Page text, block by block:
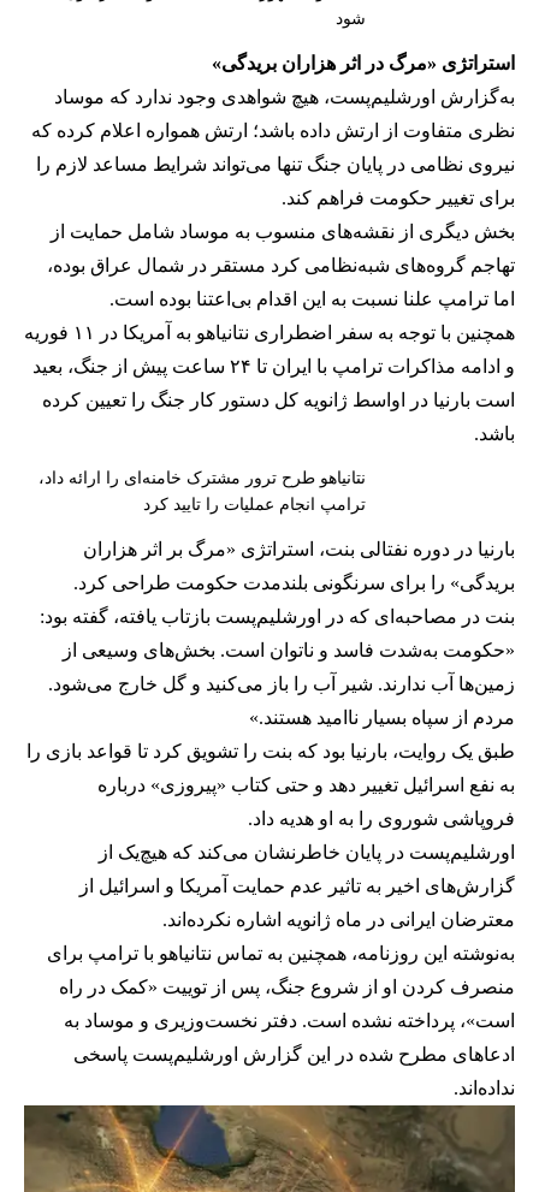
شود
استراتژی «مرگ در اثر هزاران بریدگی»
به‌گزارش اورشلیم‌پست، هیچ شواهدی وجود ندارد که موساد
نظری متفاوت از ارتش داده باشد؛ ارتش همواره اعلام کرده که
نیروی نظامی در پایان جنگ تنها می‌تواند شرایط مساعد لازم را
برای تغییر حکومت فراهم کند.
بخش دیگری از نقشه‌های منسوب به موساد شامل حمایت از
تهاجم گروه‌های شبه‌نظامی کرد مستقر در شمال عراق بوده،
اما ترامپ علنا نسبت به این اقدام بی‌اعتنا بوده است.
همچنین با توجه به سفر اضطراری نتانیاهو به آمریکا در ۱۱ فوریه
و ادامه مذاکرات ترامپ با ایران تا ۲۴ ساعت پیش از جنگ، بعید
است بارنیا در اواسط ژانویه کل دستور کار جنگ را تعیین کرده
باشد.
نتانیاهو طرح ترور مشترک خامنه‌ای را ارائه داد،
ترامپ انجام عملیات را تایید کرد
بارنیا در دوره نفتالی بنت، استراتژی «مرگ بر اثر هزاران
بریدگی» را برای سرنگونی بلندمدت حکومت طراحی کرد.
بنت در مصاحبه‌ای که در اورشلیم‌پست بازتاب یافته، گفته بود:
«حکومت به‌شدت فاسد و ناتوان است. بخش‌های وسیعی از
زمین‌ها آب ندارند. شیر آب را باز می‌کنید و گل خارج می‌شود.
مردم از سپاه بسیار ناامید هستند.»
طبق یک روایت، بارنیا بود که بنت را تشویق کرد تا قواعد بازی را
به نفع اسرائیل تغییر دهد و حتی کتاب «پیروزی» درباره
فروپاشی شوروی را به او هدیه داد.
اورشلیم‌پست در پایان خاطرنشان می‌کند که هیچ‌یک از
گزارش‌های اخیر به تاثیر عدم حمایت آمریکا و اسرائیل از
معترضان ایرانی در ماه ژانویه اشاره نکرده‌اند.
به‌نوشته این روزنامه، همچنین به تماس نتانیاهو با ترامپ برای
منصرف کردن او از شروع جنگ، پس از توییت «کمک در راه
است»، پرداخته نشده است. دفتر نخست‌وزیری و موساد به
ادعاهای مطرح شده در این گزارش اورشلیم‌پست پاسخی
نداده‌اند.